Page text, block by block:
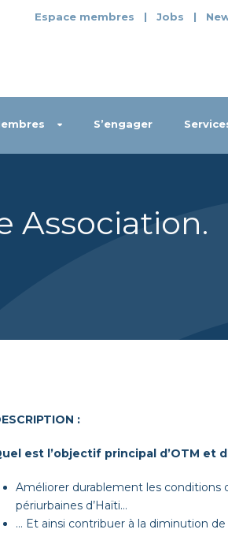
Espace membres | Jobs |
S’engager
Association.
:
est l’objectif prin­ci­pal d’OTM et
Améliorer durable­ment les con­di­tions
péri­ur­baines d’Haïti…
… Et ainsi con­tribuer à la diminu­tion de